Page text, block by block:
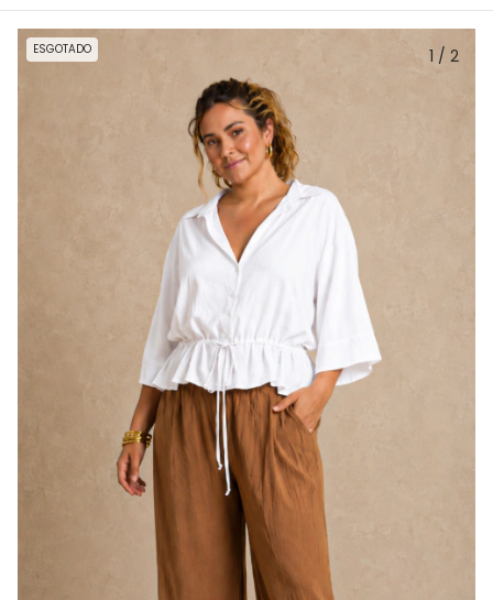
ESGOTADO 1 / 2